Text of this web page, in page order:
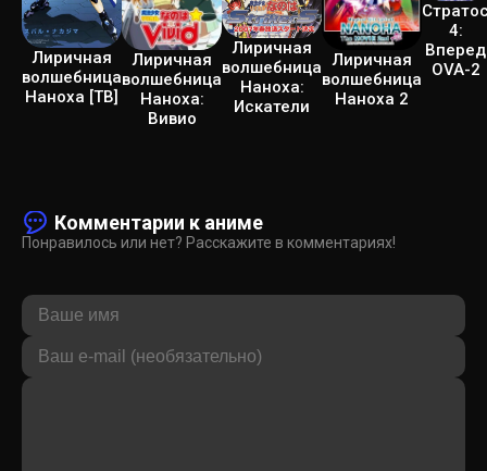
Лиричная
волшебница
Наноха [ТВ]
Лиричная
волшебница
Наноха:
Вивио
Лиричная
волшебница
Наноха:
Искатели
Лиричная
волшебница
Наноха 2
4:
Вперед
OVA-2
Комментарии к аниме
Понравилось или нет? Расскажите в комментариях!